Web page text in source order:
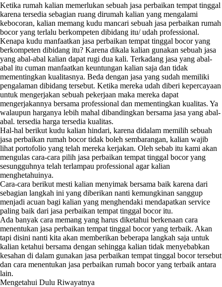
Ketika rumah kalian memerlukan sebuah jasa perbaikan tempat tinggal
karena tersedia sebagian ruang dirumah kalian yang mengalami
kebocoran, kalian memang kudu mancari sebuah jasa perbaikan rumah
bocor yang terlalu berkompeten dibidang itu/ udah professional.
Kenapa kudu manfaatkan jasa perbaikan tempat tinggal bocor yang
berkompeten dibidang itu? Karena dikala kalian gunakan sebuah jasa
yang abal-abal kalian dapat rugi dua kali. Terkadang jasa yang abal-
abal itu cuman manfaatkan keuntungan kalian saja dan tidak
mementingkan kualitasnya. Beda dengan jasa yang sudah memiliki
pengalaman dibidang tersebut. Ketika mereka udah diberi kepercayaan
untuk mengerjakan sebuah pekerjaan maka mereka dapat
mengerjakannya bersama professional dan mementingkan kualitas. Ya
walaupun harganya lebih mahal dibandingkan bersama jasa yang abal-
abal. tersedia harga tersedia kualitas.
Hal-hal berikut kudu kalian hindari, karena didalam memilih sebuah
jasa perbaikan rumah bocor tidak boleh sembarangan, kalian wajib
lihat portofolio yang telah mereka kerjakan. Oleh sebab itu kami akan
mengulas cara-cara pilih jasa perbaikan tempat tinggal bocor yang
sesungguhnya telah terlampau professional agar kalian
menghetahuinya.
Cara-cara berikut mesti kalian menyimak bersama baik karena dari
sebagian langkah ini yang diberikan nanti kemungkinan sanggup
menjadi acuan bagi kalian yang menghendaki mendapatkan service
paling baik dari jasa perbaikan tempat tinggal bocor itu.
Ada banyak cara memang yang harus diketahui berkenaan cara
menentukan jasa perbaikan tempat tinggal bocor yang terbaik. Akan
tapi disini nanti kita akan memberikan beberapa langkah saja untuk
kalian ketahui bersama dengan sehingga kalian tidak menyebabkan
kesahan di dalam gunakan jasa perbaikan tempat tinggal bocor tersebut
dan cara menentukan jasa perbaikan rumah bocor yang terbaik antara
lain.
Mengetahui Dulu Riwayatnya